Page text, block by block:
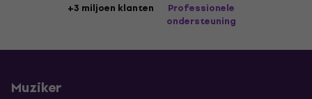
+3 miljoen klanten
Professionele
ondersteuning
Muziker